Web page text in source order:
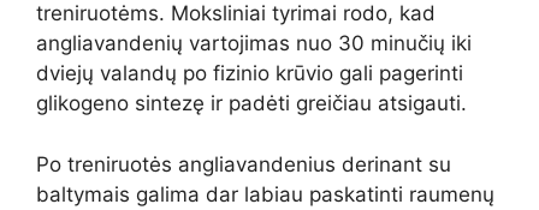
treniruotėms. Moksliniai tyrimai rodo, kad
angliavandenių vartojimas nuo 30 minučių iki
dviejų valandų po fizinio krūvio gali pagerinti
glikogeno sintezę ir padėti greičiau atsigauti.
Po treniruotės angliavandenius derinant su
baltymais galima dar labiau paskatinti raumenų